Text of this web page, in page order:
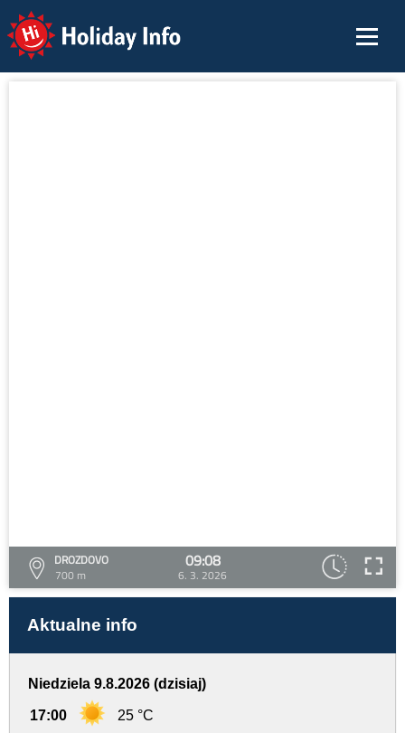
Holiday Info
DROZDOVO
700 m
09:08
6. 3. 2026
Aktualne info
Niedziela 9.8.2026 (dzisiaj)
17:00 25 °C